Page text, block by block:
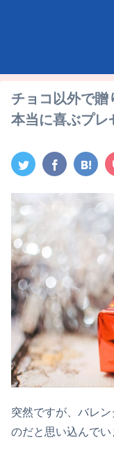
チョコ以外で贈
本当に喜ぶプレ
突然ですが、バレ
のだと思い込んでい